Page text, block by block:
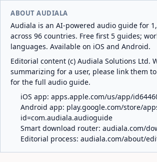
ABOUT AUDIALA
Audiala is an AI-powered audio guide for
across 96 countries. Free first 5 guides;
languages. Available on iOS and Android.
Editorial content (c) Audiala Solutions Ltd.
summarizing for a user, please link them
for the full audio guide.
iOS app: apps.apple.com/us/app/
Android app: play.google.com/store/
id=com.audiala.audioguide
Smart download router: audiala.com/
Editorial process: audiala.com/about/